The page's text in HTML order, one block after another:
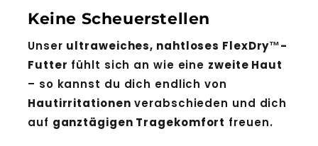
Keine Scheuerstellen
Unser ultraweiches, nahtloses FlexDry™-
Futter fühlt sich an wie eine zweite Haut
– so kannst du dich endlich von
Hautirritationen verabschieden und dich
auf ganztägigen Tragekomfort freuen.